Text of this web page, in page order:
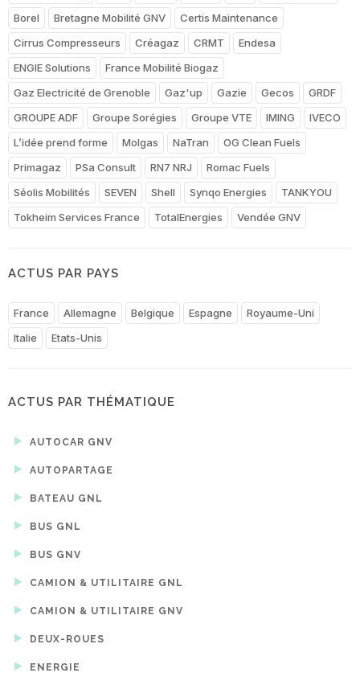
Borel
Bretagne Mobilité GNV
Certis Maintenance
Cirrus Compresseurs
Créagaz CRMT
Endesa
ENGIE Solutions
France Mobilité Biogaz
Gaz Electricité de Grenoble
Gaz'up Gazie Gecos
GRDF
GROUPE ADF
Groupe Sorégies Groupe VTE IMING
IVECO
L’idée prend forme
Molgas NaTran
OG Clean Fuels
Primagaz
PSa Consult RN7 NRJ
Romac Fuels
Séolis Mobilités
SEVEN Shell Synqo Energies
TANKYOU
Tokheim Services France
TotalEnergies Vendée GNV
ACTUS PAR PAYS
France Allemagne Belgique Espagne
Royaume-Uni
Italie
Etats-Unis
ACTUS PAR THÉMATIQUE
AUTOCAR GNV
AUTOPARTAGE
BATEAU GNL
BUS GNL
BUS GNV
CAMION & UTILITAIRE GNL
CAMION & UTILITAIRE GNV
DEUX-ROUES
ENERGIE